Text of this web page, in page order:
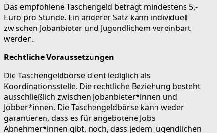
Das empfohlene Taschengeld beträgt mindestens 5,-
Euro pro Stunde. Ein anderer Satz kann individuell
zwischen Jobanbieter und Jugendlichem vereinbart
werden.
Rechtliche Voraussetzungen
Die Taschengeldbörse dient lediglich als
Koordinationsstelle. Die rechtliche Beziehung besteht
ausschließlich zwischen Jobanbieter*innen und
Jobber*innen. Die Taschengeldbörse kann weder
garantieren, dass es für angebotene Jobs
Abnehmer*innen gibt, noch, dass jedem Jugendlichen